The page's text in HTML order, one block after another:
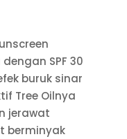
SPF 30
buruk sinar
Tree Oilnya
jerawat
berminyak